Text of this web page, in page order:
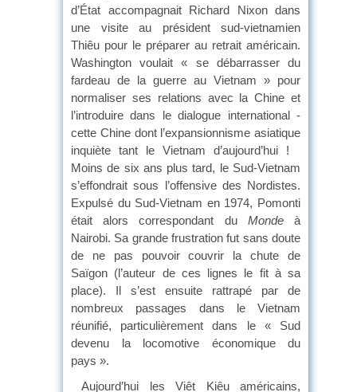
d’État accompagnait Richard Nixon dans
une visite au président sud-vietnamien
Thiêu pour le préparer au retrait américain.
Washington voulait « se débarrasser du
fardeau de la guerre au Vietnam » pour
normaliser ses relations avec la Chine et
l’introduire dans le dialogue international -
cette Chine dont l’expansionnisme asiatique
inquiète tant le Vietnam d’aujourd’hui !
Moins de six ans plus tard, le Sud-Vietnam
s’effondrait sous l’offensive des Nordistes.
Expulsé du Sud-Vietnam en 1974, Pomonti
était alors correspondant du Mondeà
Nairobi. Sa grande frustration fut sans doute
de ne pas pouvoir couvrir la chute de
Saïgon (l’auteur de ces lignes le fit à sa
place). Il s’est ensuite rattrapé par de
nombreux passages dans le Vietnam
réunifié, particulièrement dans le « Sud
devenu la locomotive économique du
pays ».
Aujourd’hui les Viêt Kiêu américains,